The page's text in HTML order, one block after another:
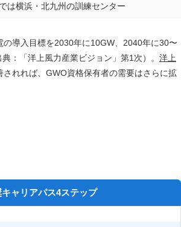
は横浜・北九州の訓練センター
の導入目標を2030年に10GW、2040年に30〜
：「洋上風力産業ビジョン」第1次）。 洋上
されれば、GWO資格保有者の需要はさらに拡
ャリアパス4ステップ